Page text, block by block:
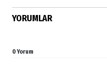
YORUMLAR
0 Yorum